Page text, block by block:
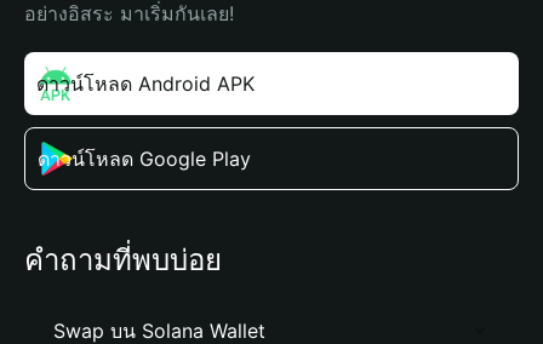
อย่างอิสระ มาเริ่มกันเลย!
ดาวน์โหลด Android APK
ดาวน์โหลด Google Play
คำถามที่พบบ่อย
Swap บน Solana Wallet